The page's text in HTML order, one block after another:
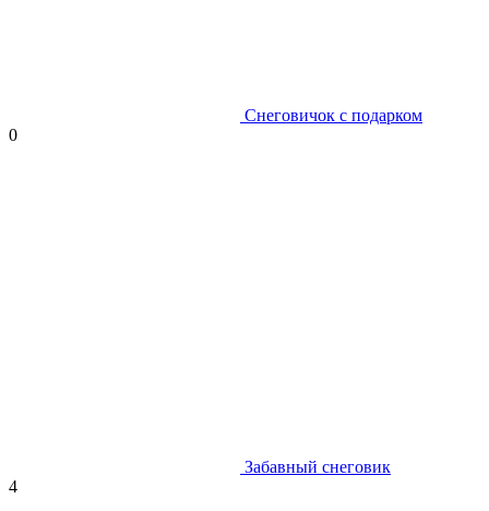
Снеговичок с подарком
0
Забавный снеговик
4